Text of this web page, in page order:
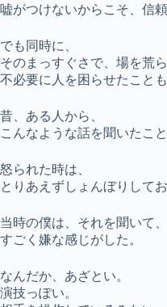
嘘がつけないからこそ、信
でも同時に、
そのまっすぐさで、場を荒
不必要に人を困らせたこと
昔、ある人から、
こんなような話を聞いたこと
怒られた時は、
とりあえずしょんぼりしてお
当時の僕は、それを聞いて、
すごく嫌な感じがした。
なんだか、あざとい。
演技っぽい。